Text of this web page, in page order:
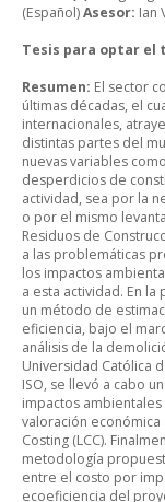
(Español)Asesor: Ian
Tesis para optar el
Resumen: El sector
últimas décadas, el
internacionales,
distintas partes del
nuevas variables
desperdicios de
actividad, sea por la
o por el mismo
Residuos de
a las problemáticas
los impactos
a esta actividad. En
un método de
eficiencia, bajo el
análisis de la
Universidad Católica
ISO, se llevó a cabo
impactos
valoración
Costing (LCC).
metodología
entre el costo por
ecoeficiencia del